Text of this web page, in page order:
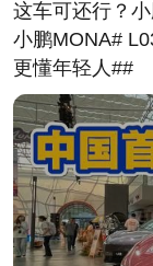
这车可还行？
小鹏MONA#
更懂年轻人##